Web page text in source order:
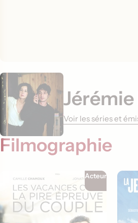
Voir les séries et
Filmographie
Acteur